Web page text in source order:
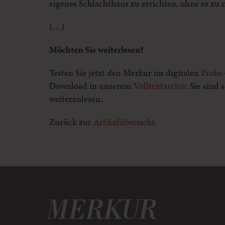
eigenes Schlachthaus zu errichten, ohne es zu
(…)
Möchten Sie weiterlesen?
Testen Sie jetzt den Merkur im digitalen
Download in unserem Volltextarchiv. Sie sind
weiterzulesen.
Zurück zur Artikelübersicht.